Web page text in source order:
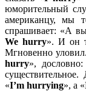
юморительный
американцу, мы
спрашивает: «А
We hurry». И он
Мгновенно
hurry»,
«I’m hurrying», а «